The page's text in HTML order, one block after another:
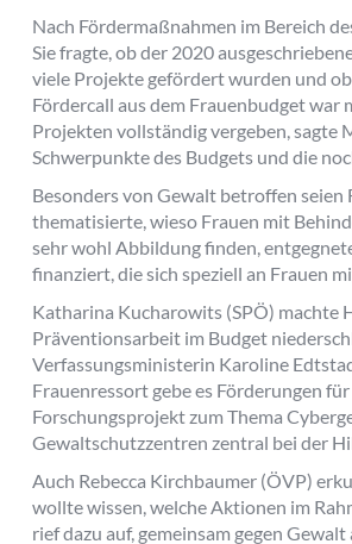
Nach Fördermaßnahmen im Bereich
Sie fragte, ob der 2020
viele Projekte gefördert wurden und
Fördercall aus dem Frauenbudget
Projekten vollständig vergeben, sagte
Schwerpunkte des Budgets und die
Besonders von Gewalt betroffen seien
thematisierte, wieso Frauen mit
sehr wohl Abbildung finden,
finanziert, die sich speziell an Frauen
Katharina Kucharowits (SPÖ) machte
Präventionsarbeit im Budget
Verfassungsministerin Karoline
Frauenressort gebe es Förderungen
Forschungsprojekt zum Thema
Gewaltschutzzentren zentral bei der
Auch Rebecca Kirchbaumer (ÖVP)
wollte wissen, welche Aktionen im
rief dazu auf, gemeinsam gegen